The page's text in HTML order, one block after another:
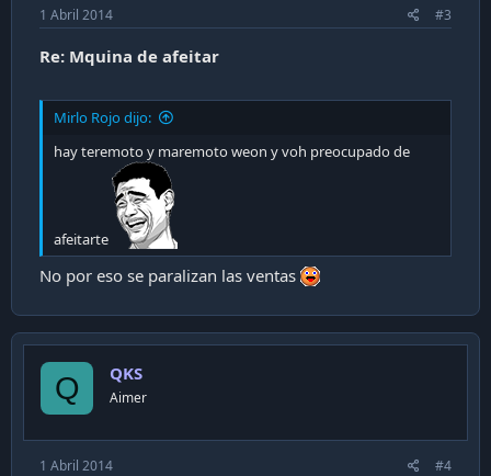
1 Abril 2014 #3
Re: Mquina de afeitar
Mirlo Rojo dijo:
hay teremoto y maremoto weon y voh preocupado de
afeitarte
No por eso se paralizan las ventas
Q QKS
Aimer
1 Abril 2014 #4